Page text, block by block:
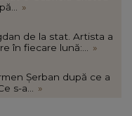
»
de la stat. Artista a
în fiecare lună:... »
Șerban după ce a
s-a... »